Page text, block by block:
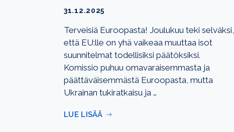
31.12.2025
Terveisiä Euroopasta! Joulukuu teki selväksi,
että EU:lle on yhä vaikeaa muuttaa isot
suunnitelmat todellisiksi päätöksiksi.
Komissio puhuu omavaraisemmasta ja
päättäväisemmästä Euroopasta, mutta
Ukrainan tukiratkaisu ja …
LUE LISÄÄ